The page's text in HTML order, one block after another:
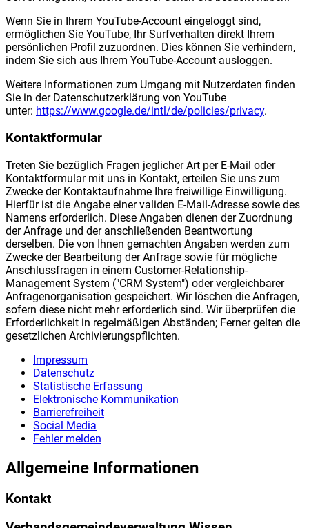
Wenn Sie in Ihrem YouTube-Account eingeloggt sind,
ermöglichen Sie YouTube, Ihr Surfverhalten direkt Ihrem
persönlichen Profil zuzuordnen. Dies können Sie verhindern,
indem Sie sich aus Ihrem YouTube-Account ausloggen.
Weitere Informationen zum Umgang mit Nutzerdaten finden
Sie in der Datenschutzerklärung von YouTube
unter: https://www.google.de/intl/de/policies/privacy.
Kontaktformular
Treten Sie bezüglich Fragen jeglicher Art per E-Mail oder
Kontaktformular mit uns in Kontakt, erteilen Sie uns zum
Zwecke der Kontaktaufnahme Ihre freiwillige Einwilligung.
Hierfür ist die Angabe einer validen E-Mail-Adresse sowie des
Namens erforderlich. Diese Angaben dienen der Zuordnung
der Anfrage und der anschließenden Beantwortung
derselben. Die von Ihnen gemachten Angaben werden zum
Zwecke der Bearbeitung der Anfrage sowie für mögliche
Anschlussfragen in einem Customer-Relationship-
Management System ("CRM System") oder vergleichbarer
Anfragenorganisation gespeichert. Wir löschen die Anfragen,
sofern diese nicht mehr erforderlich sind. Wir überprüfen die
Erforderlichkeit in regelmäßigen Abständen; Ferner gelten die
gesetzlichen Archivierungspflichten.
Impressum
Datenschutz
Statistische Erfassung
Elektronische Kommunikation
Barrierefreiheit
Social Media
Fehler melden
Allgemeine Informationen
Kontakt